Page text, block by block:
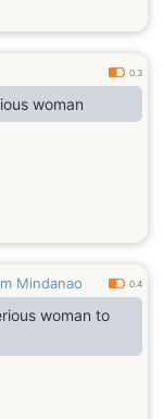
0.3
woman
Mindanao 0.4
woman to